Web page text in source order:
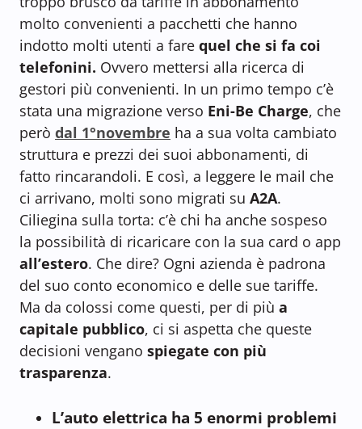
molto convenienti a pacchetti che hanno
indotto molti utenti a fare quel che si fa coi
telefonini. Ovvero mettersi alla ricerca di
gestori più convenienti. In un primo tempo c’è
stata una migrazione verso Eni-Be Charge, che
però dal 1°novembre ha a sua volta cambiato
struttura e prezzi dei suoi abbonamenti, di
fatto rincarandoli. E così, a leggere le mail che
ci arrivano, molti sono migrati su A2A.
Ciliegina sulla torta: c’è chi ha anche sospeso
la possibilità di ricaricare con la sua card o app
all’estero. Che dire? Ogni azienda è padrona
del suo conto economico e delle sue tariffe.
Ma da colossi come questi, per di più a
capitale pubblico, ci si aspetta che queste
decisioni vengano spiegate con più
trasparenza.
L’auto elettrica ha 5 enormi problemi